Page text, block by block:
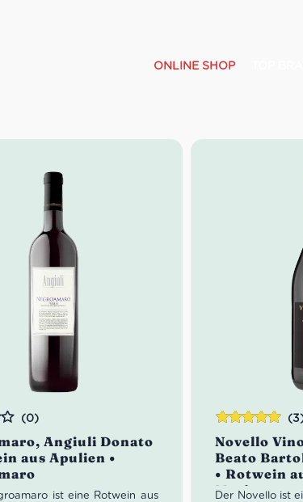
ONLINE SHOP
Angiuli Donato
aus Apulien •
(0)
ist eine Rotwein aus
Novello
Beato
• Rotwein
Merlot
Der Novello ist
Bewertet
mit5.00von
5